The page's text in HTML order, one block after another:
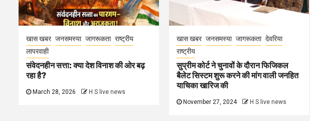
खास खबर जनसमस्या जागरूकता राष्ट्रीय
लापरवाही
संवेदनहीन सत्ता: क्या देश विनाश की ओर बढ़
रहा है?
March 28, 2026 H S live news
खास खबर जनसमस्या जागरूकता देवरिया
राष्ट्रीय
सुप्रीम कोर्ट ने चुनावों के दौरान फिजिकल
बैलेट सिस्टम शुरू करने की मांग वाली जनहित
याचिका खारिज की
November 27, 2024 H S live news